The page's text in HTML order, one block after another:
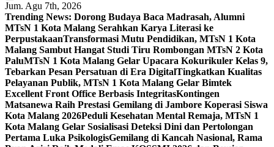
Jum. Agu 7th, 2026
Trending News: Dorong Budaya Baca Madrasah, Alumni
MTsN 1 Kota Malang Serahkan Karya Literasi ke
PerpustakaanTransformasi Mutu Pendidikan, MTsN 1 Kota
Malang Sambut Hangat Studi Tiru Rombongan MTsN 2 Kota
PaluMTsN 1 Kota Malang Gelar Upacara Kokurikuler Kelas 9,
Tebarkan Pesan Persatuan di Era DigitalTingkatkan Kualitas
Pelayanan Publik, MTsN 1 Kota Malang Gelar Bimtek
Excellent Front Office Berbasis IntegritasKontingen
Matsanewa Raih Prestasi Gemilang di Jambore Koperasi Siswa
Kota Malang 2026Peduli Kesehatan Mental Remaja, MTsN 1
Kota Malang Gelar Sosialisasi Deteksi Dini dan Pertolongan
Pertama Luka PsikologisGemilang di Kancah Nasional, Rama